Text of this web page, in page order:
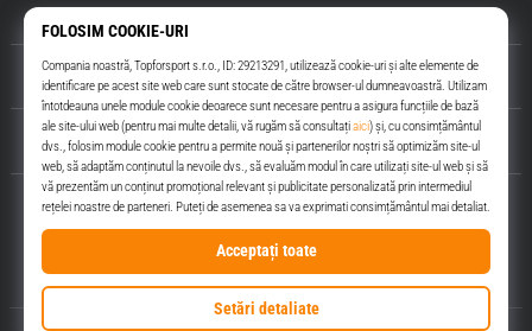
Top4Sport.ro
Despre noi
Servicii clienți